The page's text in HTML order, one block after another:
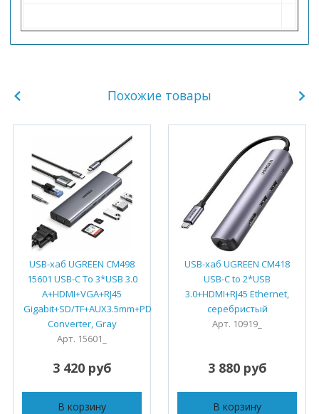
Похожие товары
USB-хаб UGREEN CM498
15601 USB-C To 3*USB 3.0
A+HDMI+VGA+RJ45
Gigabit+SD/TF+AUX3.5mm+PD
Converter, Gray
Арт. 15601_
3 420 руб
В корзину
USB-хаб UGREEN CM418
USB-C to 2*USB
3.0+HDMI+RJ45 Ethernet,
серебристый
Арт. 10919_
3 880 руб
В корзину